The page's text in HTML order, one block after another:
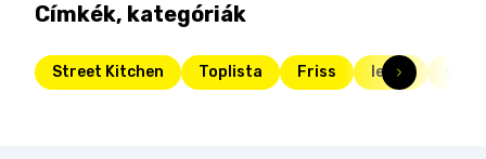
Címkék, kategóriák
Street Kitchen Toplista Friss leves